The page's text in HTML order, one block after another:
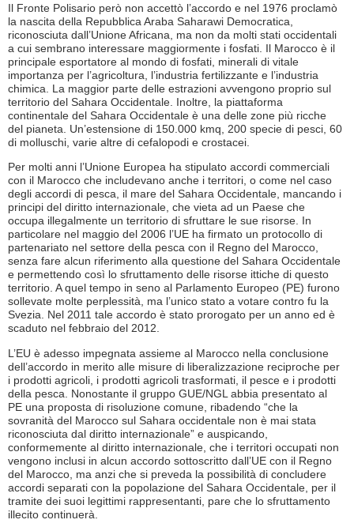
Il Fronte Polisario però non accettò l’accordo e nel 1976 proclamò
la nascita della Repubblica Araba Saharawi Democratica,
riconosciuta dall’Unione Africana, ma non da molti stati occidentali
a cui sembrano interessare maggiormente i fosfati. Il Marocco è il
principale esportatore al mondo di fosfati, minerali di vitale
importanza per l’agricoltura, l’industria fertilizzante e l’industria
chimica. La maggior parte delle estrazioni avvengono proprio sul
territorio del Sahara Occidentale. Inoltre, la piattaforma
continentale del Sahara Occidentale è una delle zone più ricche
del pianeta. Un’estensione di 150.000 kmq, 200 specie di pesci, 60
di molluschi, varie altre di cefalopodi e crostacei.
Per molti anni l’Unione Europea ha stipulato accordi commerciali
con il Marocco che includevano anche i territori, o come nel caso
degli accordi di pesca, il mare del Sahara Occidentale, mancando i
principi del diritto internazionale, che vieta ad un Paese che
occupa illegalmente un territorio di sfruttare le sue risorse. In
particolare nel maggio del 2006 l’UE ha firmato un protocollo di
partenariato nel settore della pesca con il Regno del Marocco,
senza fare alcun riferimento alla questione del Sahara Occidentale
e permettendo così lo sfruttamento delle risorse ittiche di questo
territorio. A quel tempo in seno al Parlamento Europeo (PE) furono
sollevate molte perplessità, ma l’unico stato a votare contro fu la
Svezia. Nel 2011 tale accordo è stato prorogato per un anno ed è
scaduto nel febbraio del 2012.
L’EU è adesso impegnata assieme al Marocco nella conclusione
dell’accordo in merito alle misure di liberalizzazione reciproche per
i prodotti agricoli, i prodotti agricoli trasformati, il pesce e i prodotti
della pesca. Nonostante il gruppo GUE/NGL abbia presentato al
PE una proposta di risoluzione comune, ribadendo “che la
sovranità del Marocco sul Sahara occidentale non è mai stata
riconosciuta dal diritto internazionale” e auspicando,
conformemente al diritto internazionale, che i territori occupati non
vengono inclusi in alcun accordo sottoscritto dall’UE con il Regno
del Marocco, ma anzi che si preveda la possibilità di concludere
accordi separati con la popolazione del Sahara Occidentale, per il
tramite dei suoi legittimi rappresentanti, pare che lo sfruttamento
illecito continuerà.